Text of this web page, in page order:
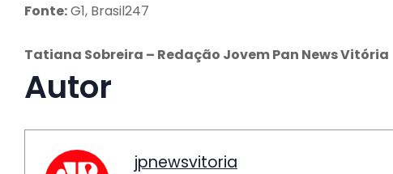
Fonte:G1, Brasil247
Tatiana Sobreira – Redação Jovem Pan News Vitória
Autor
jpnewsvitoria